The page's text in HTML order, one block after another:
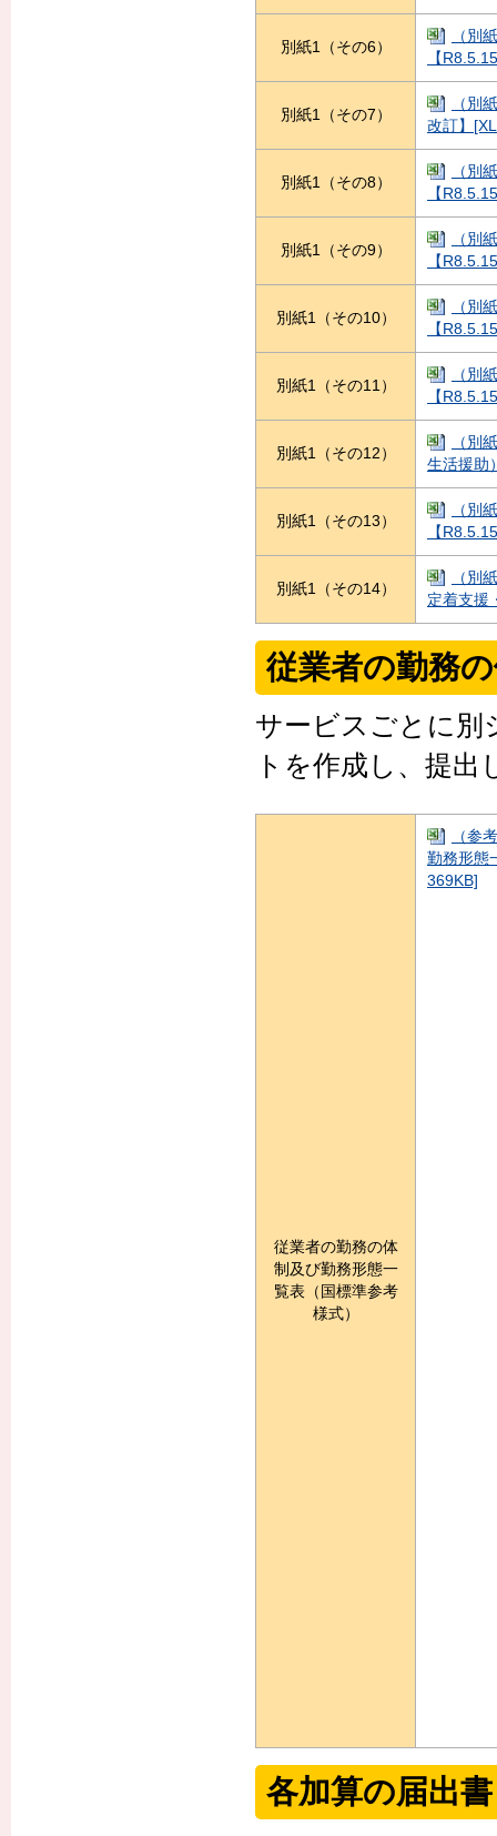
別紙1（その6）
（別
【
別紙1（その7）
（別
改訂】
別紙1（その8）
（別
【
別紙1（その9）
（別
【
別紙1（その10）
（別
【
別紙1（その11）
（別
【
別紙1（その12）
（別
生活援助
別紙1（その13）
（別
【
別紙1（その14）
（別
定着支援
従業者の勤務
サービスごとに別
トを作成し、提
従業者の勤務の体
制及び勤務形態一
覧表（国標準参考
様式）
（参
勤務形態
369KB]
各加算の届出書